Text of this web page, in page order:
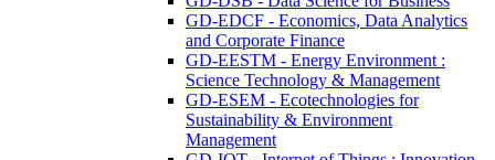
GD-EDCF - Economics, Data Analytics
and Corporate Finance
GD-EESTM - Energy Environment :
Science Technology & Management
GD-ESEM - Ecotechnologies for
Sustainability & Environment
Management